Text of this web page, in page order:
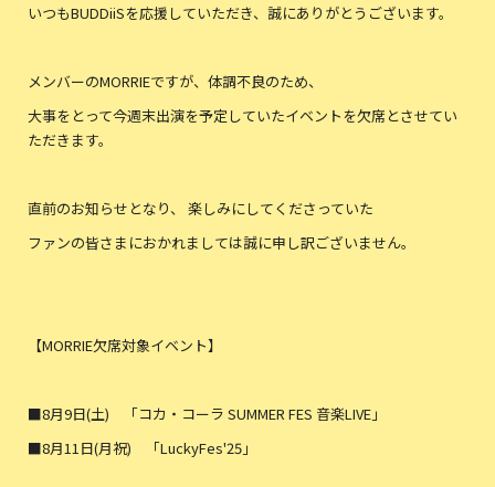
いつもBUDDiiSを応援していただき、誠にありがとうございます。
メンバーのMORRIEですが、体調不良のため、
大事をとって今週末出演を予定していたイベントを欠席とさせてい
ただきます。
直前のお知らせとなり、 楽しみにしてくださっていた
ファンの皆さまにおかれましては誠に申し訳ございません。
【MORRIE欠席対象イベント】
■8月9日(土) 「コカ・コーラ SUMMER FES 音楽LIVE」
■8月11日(月祝) 「LuckyFes'25」